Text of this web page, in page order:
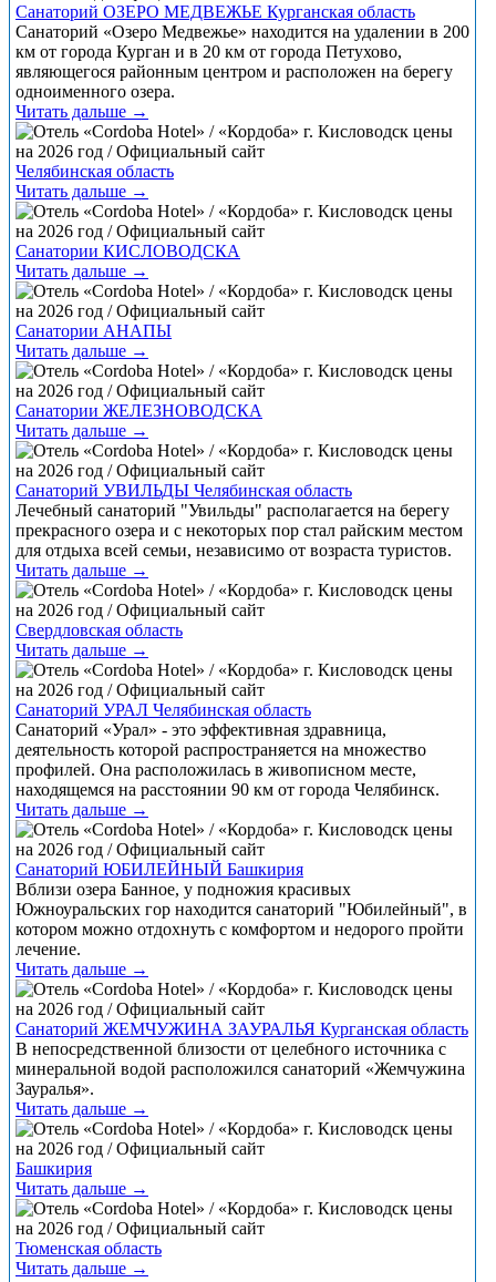
Санаторий ОЗЕРО МЕДВЕЖЬЕ Курганская область
Санаторий «Озеро Медвежье» находится на удалении в 200
км от города Курган и в 20 км от города Петухово,
являющегося районным центром и расположен на берегу
одноименного озера.
Читать дальше →
Челябинская область
Читать дальше →
Санатории КИСЛОВОДСКА
Читать дальше →
Санатории АНАПЫ
Читать дальше →
Санатории ЖЕЛЕЗНОВОДСКА
Читать дальше →
Санаторий УВИЛЬДЫ Челябинская область
Лечебный санаторий "Увильды" располагается на берегу
прекрасного озера и с некоторых пор стал райским местом
для отдыха всей семьи, независимо от возраста туристов.
Читать дальше →
Свердловская область
Читать дальше →
Санаторий УРАЛ Челябинская область
Санаторий «Урал» - это эффективная здравница,
деятельность которой распространяется на множество
профилей. Она расположилась в живописном месте,
находящемся на расстоянии 90 км от города Челябинск.
Читать дальше →
Санаторий ЮБИЛЕЙНЫЙ Башкирия
Вблизи озера Банное, у подножия красивых
Южноуральских гор находится санаторий "Юбилейный", в
котором можно отдохнуть с комфортом и недорого пройти
лечение.
Читать дальше →
Санаторий ЖЕМЧУЖИНА ЗАУРАЛЬЯ Курганская область
В непосредственной близости от целебного источника с
минеральной водой расположился санаторий «Жемчужина
Зауралья».
Читать дальше →
Башкирия
Читать дальше →
Тюменская область
Читать дальше →